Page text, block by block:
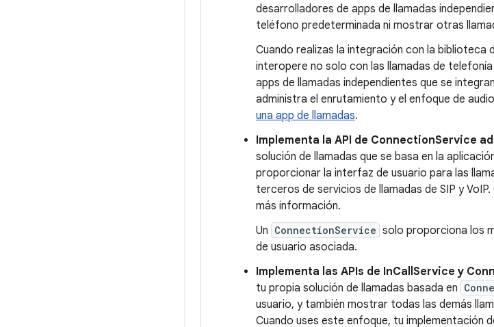
desarrolladores de apps de llamadas
teléfono predeterminada ni mostrar otras
Cuando realizas la integración con la biblioteca
interopere no solo con las llamadas de
apps de llamadas independientes que se
administra el enrutamiento y el enfoque de
una app de llamadas.
Implementa la API de ConnectionService
solución de llamadas que se basa en la
proporcionar la interfaz de usuario para las
terceros de servicios de llamadas de SIP y VoIP.
más información.
Un ConnectionService solo proporciona los
de usuario asociada.
Implementa las APIs de InCallService y
tu propia solución de llamadas basada en
usuario, y también mostrar todas las demás
Cuando uses este enfoque, tu implementación